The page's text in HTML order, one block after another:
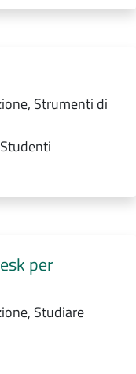
Strumenti di
per
Studiare